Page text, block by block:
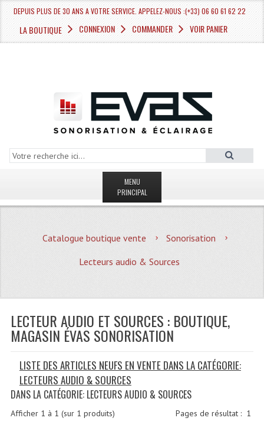
DEPUIS PLUS DE 30 ANS A VOTRE SERVICE. APPELEZ-NOUS :(+33) 06 60 61 62 22
LA BOUTIQUE CONNEXION COMMANDER VOIR PANIER
MENU
PRINCIPAL
MAGASIN
Quoi De Neuf?
Plan Acces, Horaires.
Location De Matériel
Le Matériel D´occasion
Recherche Avancée
Recevoir Nos Promotions
Catalogue boutique vente
Sonorisation
Lecteurs audio & Sources
LECTEUR AUDIO ET SOURCES : BOUTIQUE,
MAGASIN ÉVAS SONORISATION
LISTE DES ARTICLES NEUFS EN VENTE DANS LA CATÉGORIE:
LECTEURS AUDIO & SOURCES
DANS LA CATÉGORIE: LECTEURS AUDIO & SOURCES
Pages de résultat : 1
Afficher 1 à 1 (sur 1 produits)